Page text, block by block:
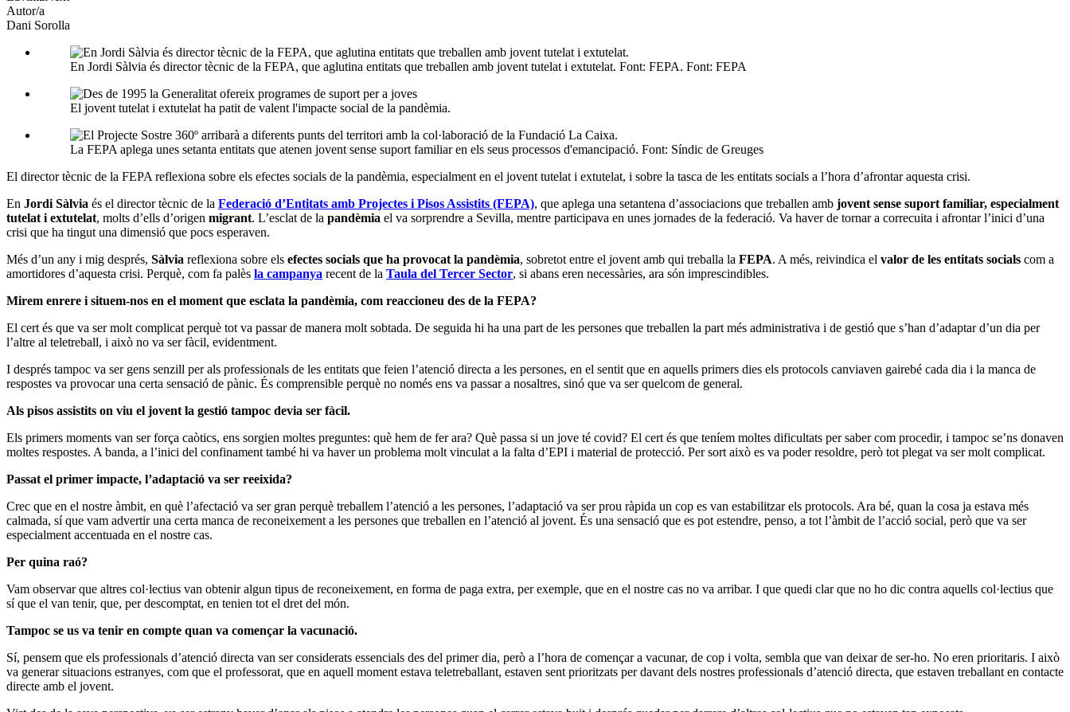
Autor/a
Dani Sorolla
En Jordi Sàlvia és director tècnic de la FEPA, que aglutina entitats que treballen amb jovent tutelat i extutelat. Font: FEPA. Font: FEPA
El jovent tutelat i extutelat ha patit de valent l'impacte social de la pandèmia.
La FEPA aplega unes setanta entitats que atenen jovent sense suport familiar en els seus processos d'emancipació. Font: Síndic de Greuges
El director tècnic de la FEPA reflexiona sobre els efectes socials de la pandèmia, especialment en el jovent tutelat i extutelat, i sobre la tasca de les entitats socials a l’hora d’afrontar aquesta crisi.
En Jordi Sàlvia és el director tècnic de la Federació d’Entitats amb Projectes i Pisos Assistits (FEPA), que aplega una setantena d’associacions que treballen amb jovent sense suport familiar, especialment
tutelat i extutelat, molts d’ells d’origen migrant. L’esclat de la pandèmia el va sorprendre a Sevilla, mentre participava en unes jornades de la federació. Va haver de tornar a correcuita i afrontar l’inici d’una
crisi que ha tingut una dimensió que pocs esperaven.
Més d’un any i mig després, Sàlvia reflexiona sobre els efectes socials que ha provocat la pandèmia, sobretot entre el jovent amb qui treballa la FEPA. A més, reivindica el valor de les entitats socials com a
amortidores d’aquesta crisi. Perquè, com fa palès la campanya recent de la Taula del Tercer Sector, si abans eren necessàries, ara són imprescindibles.
Mirem enrere i situem-nos en el moment que esclata la pandèmia, com reaccioneu des de la FEPA?
El cert és que va ser molt complicat perquè tot va passar de manera molt sobtada. De seguida hi ha una part de les persones que treballen la part més administrativa i de gestió que s’han d’adaptar d’un dia per
l’altre al teletreball, i això no va ser fàcil, evidentment.
I després tampoc va ser gens senzill per als professionals de les entitats que feien l’atenció directa a les persones, en el sentit que en aquells primers dies els protocols canviaven gairebé cada dia i la manca de
respostes va provocar una certa sensació de pànic. És comprensible perquè no només ens va passar a nosaltres, sinó que va ser quelcom de general.
Als pisos assistits on viu el jovent la gestió tampoc devia ser fàcil.
Els primers moments van ser força caòtics, ens sorgien moltes preguntes: què hem de fer ara? Què passa si un jove té covid? El cert és que teníem moltes dificultats per saber com procedir, i tampoc se’ns donaven
moltes respostes. A banda, a l’inici del confinament també hi va haver un problema molt vinculat a la falta d’EPI i material de protecció. Per sort això es va poder resoldre, però tot plegat va ser molt complicat.
Passat el primer impacte, l’adaptació va ser reeixida?
Crec que en el nostre àmbit, en què l’afectació va ser gran perquè treballem l’atenció a les persones, l’adaptació va ser prou ràpida un cop es van estabilitzar els protocols. Ara bé, quan la cosa ja estava més
calmada, sí que vam advertir una certa manca de reconeixement a les persones que treballen en l’atenció al jovent. És una sensació que es pot estendre, penso, a tot l’àmbit de l’acció social, però que va ser
especialment accentuada en el nostre cas.
Per quina raó?
Vam observar que altres col·lectius van obtenir algun tipus de reconeixement, en forma de paga extra, per exemple, que en el nostre cas no va arribar. I que quedi clar que no ho dic contra aquells col·lectius que
sí que el van tenir, que, per descomptat, en tenien tot el dret del món.
Tampoc se us va tenir en compte quan va començar la vacunació.
Sí, pensem que els professionals d’atenció directa van ser considerats essencials des del primer dia, però a l’hora de començar a vacunar, de cop i volta, sembla que van deixar de ser-ho. No eren prioritaris. I això
va generar situacions estranyes, com que el professorat, que en aquell moment estava teletreballant, estaven sent prioritzats per davant dels nostres professionals d’atenció directa, que estaven treballant en contacte
directe amb el jovent.